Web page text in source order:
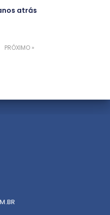
atrás
PRÓXIMO